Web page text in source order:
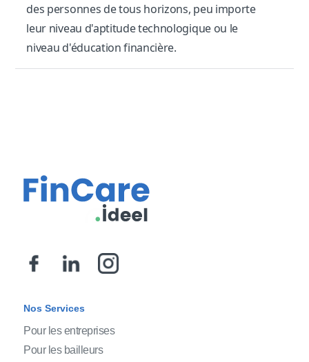
des personnes de tous horizons, peu importe
leur niveau d'aptitude technologique ou le
niveau d'éducation financière.
Nos Services
Pour les entreprises
Pour les bailleurs